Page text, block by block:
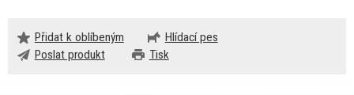
Přidat k oblíbeným
Hlídací pes
Poslat produkt
Tisk